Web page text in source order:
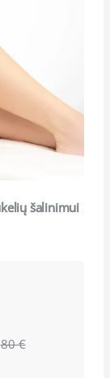
šalinimui
80 €